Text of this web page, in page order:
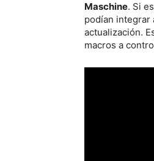
Maschine. Si
podían integrar
actualización.
macros a